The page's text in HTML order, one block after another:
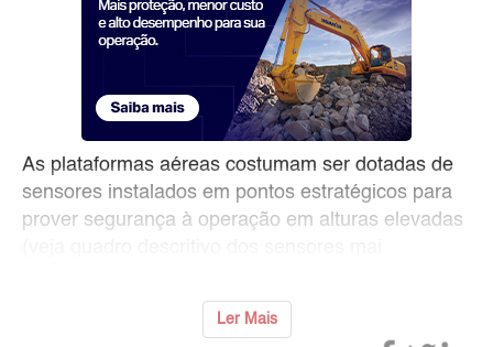
As plataformas aéreas costumam ser dotadas de
sensores instalados em pontos estratégicos para
prover segurança à operação em alturas elevadas
Ler Mais